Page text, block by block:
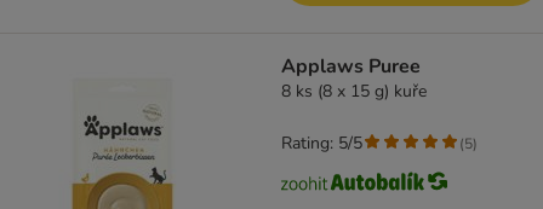
Applaws Puree
8 ks (8 x 15 g) kuře
Rating: 5/5 (5)